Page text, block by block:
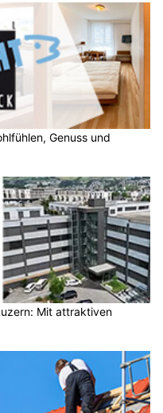
Genuss und
Mit attraktiven